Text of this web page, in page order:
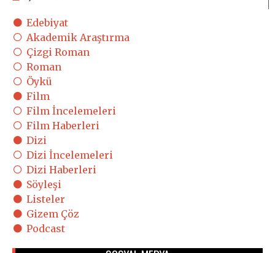
Edebiyat
Akademik Araştırma
Çizgi Roman
Roman
Öykü
Film
Film İncelemeleri
Film Haberleri
Dizi
Dizi İncelemeleri
Dizi Haberleri
Söyleşi
Listeler
Gizem Çöz
Podcast